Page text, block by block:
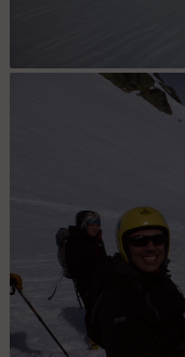
Attelage